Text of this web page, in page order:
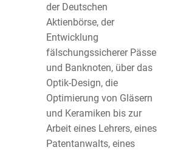
der Deutschen
Aktienbörse, der
Entwicklung
fälschungssicherer Pässe
und Banknoten, über das
Optik-Design, die
Optimierung von Gläsern
und Keramiken bis zur
Arbeit eines Lehrers, eines
Patentanwalts, eines